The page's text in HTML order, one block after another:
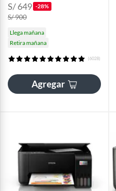
S/ 649 -28%
S/ 900
Llega mañana
Retira mañana
(6028)
Agregar